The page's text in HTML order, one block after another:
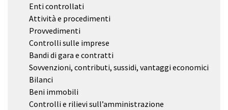
Enti controllati
Attività e procedimenti
Provvedimenti
Controlli sulle imprese
Bandi di gara e contratti
Sovvenzioni, contributi, sussidi, vantaggi economici
Bilanci
Beni immobili
Controlli e rilievi sull’amministrazione